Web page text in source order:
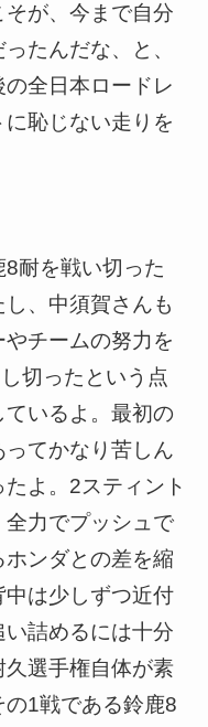
が、今まで自分
たんだな、と、
全日本ロードレ
恥じない走りを
8耐を戦い切った
、中須賀さんも
チームの努力を
切ったという点
いるよ。最初の
てかなり苦しん
よ。2スティント
全力でプッシュで
ンダとの差を縮
は少しずつ近付
詰めるには十分
選手権自体が素
1戦である鈴鹿8